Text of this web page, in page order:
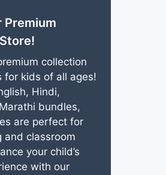
Premium
collection
for kids of all ages!
Hindi,
bundles,
are perfect for
and classroom
your child’s
with our